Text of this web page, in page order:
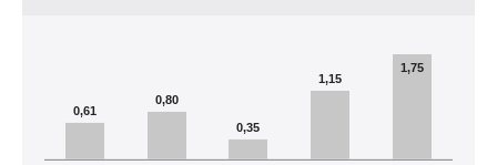
0,61
0,80
0,35
1,15
1,75